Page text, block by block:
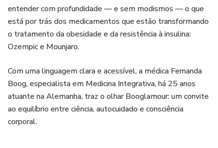
entender com profundidade — e sem modismos — o que
está por trás dos medicamentos que estão transformando
o tratamento da obesidade e da resistência à insulina:
Ozempic e Mounjaro.
Com uma linguagem clara e acessível, a médica Fernanda
Boog, especialista em Medicina Integrativa, há 25 anos
atuante na Alemanha, traz o olhar Booglamour: um convite
ao equilíbrio entre ciência, autocuidado e consciência
corporal.